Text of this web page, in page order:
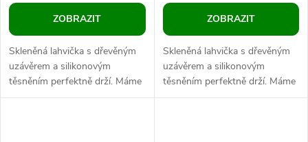
ZOBRAZIT
Skleněná lahvička s dřevěným
uzávěrem a silikonovým
těsněním perfektně drží. Máme
otestováno, že je vhodná i na
ZOBRAZIT
Skleněná lahvička s dřevěným
uzávěrem a silikonovým
těsněním perfektně drží. Máme
vyzkoušeno, že je vhodná i na